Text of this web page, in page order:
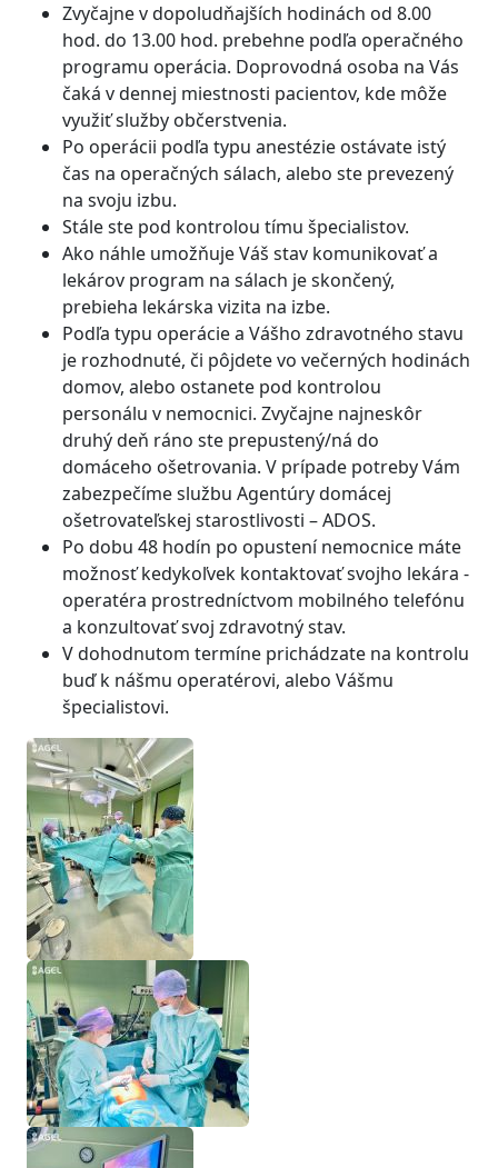
Zvyčajne v dopoludňajších hodinách od 8.00
hod. do 13.00 hod. prebehne podľa operačného
programu operácia. Doprovodná osoba na Vás
čaká v dennej miestnosti pacientov, kde môže
využiť služby občerstvenia.
Po operácii podľa typu anestézie ostávate istý
čas na operačných sálach, alebo ste prevezený
na svoju izbu.
Stále ste pod kontrolou tímu špecialistov.
Ako náhle umožňuje Váš stav komunikovať a
lekárov program na sálach je skončený,
prebieha lekárska vizita na izbe.
Podľa typu operácie a Vášho zdravotného stavu
je rozhodnuté, či pôjdete vo večerných hodinách
domov, alebo ostanete pod kontrolou
personálu v nemocnici. Zvyčajne najneskôr
druhý deň ráno ste prepustený/ná do
domáceho ošetrovania. V prípade potreby Vám
zabezpečíme službu Agentúry domácej
ošetrovateľskej starostlivosti – ADOS.
Po dobu 48 hodín po opustení nemocnice máte
možnosť kedykoľvek kontaktovať svojho lekára -
operatéra prostredníctvom mobilného telefónu
a konzultovať svoj zdravotný stav.
V dohodnutom termíne prichádzate na kontrolu
buď k nášmu operatérovi, alebo Vášmu
špecialistovi.